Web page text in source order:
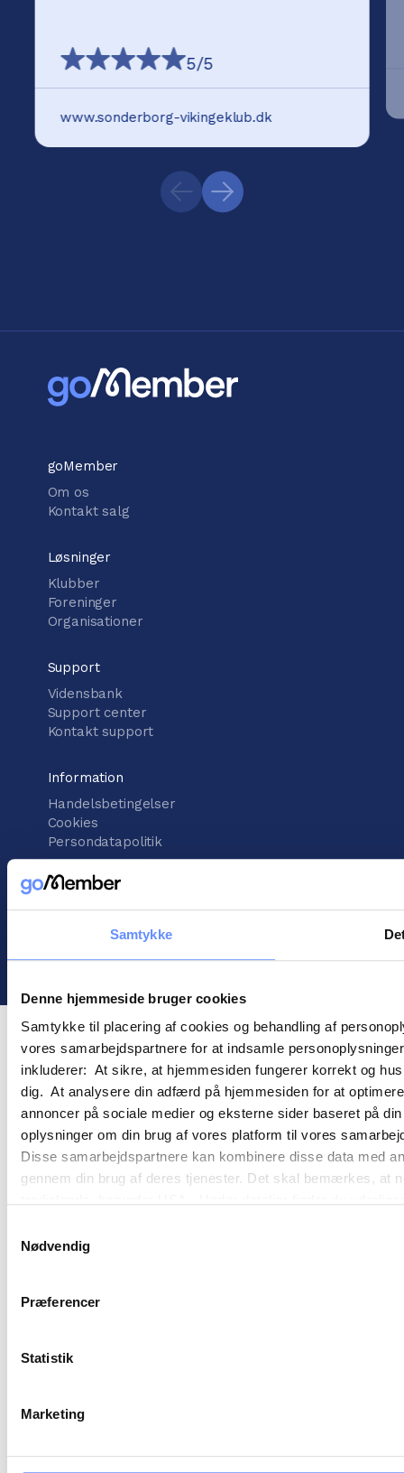
Samtykke
Denne hjemmeside bruger cookies
Samtykke til placering af cookies og behandling af
vores samarbejdspartnere for at indsamle
inkluderer: At sikre, at hjemmesiden fungerer korrekt og
dig. At analysere din adfærd på hjemmesiden for at
annoncer på sociale medier og eksterne sider baseret på
oplysninger om din brug af vores platform til vores
Disse samarbejdspartnere kan kombinere disse data med
gennem din brug af deres tjenester. Det skal bemærkes, at
cookie opbevares. Du bestemmer selv, hvilke formål vores
behandling af personoplysninger i
Nødvendig
Præferencer
Statistik
Marketing
5/5
www.sonderborg-vikingeklub.dk
goMember
Om os
Kontakt salg
Løsninger
Klubber
Foreninger
Organisationer
Support
Vidensbank
Support center
Kontakt support
Information
Handelsbetingelser
Cookies
Persondatapolitik
©2026goMember